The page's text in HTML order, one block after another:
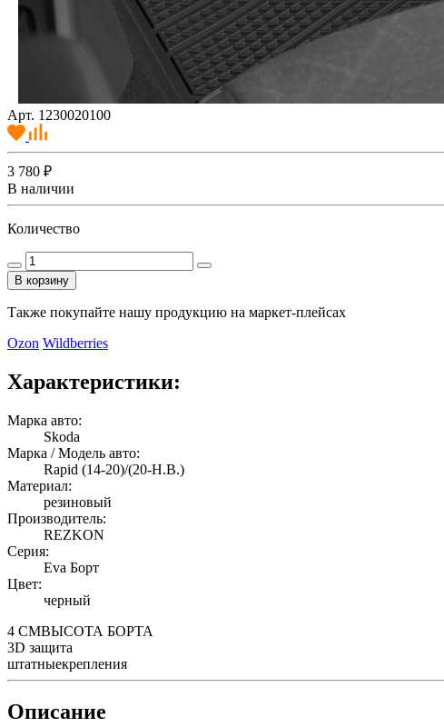
Арт. 1230020100
3 780 ₽
В наличии
Количество
В корзину
Также покупайте нашу продукцию на маркет-плейсах
Ozon Wildberries
Характеристики:
Марка авто:
Skoda
Марка / Модель авто:
Rapid (14-20)/(20-Н.В.)
Материал:
резиновый
Производитель:
REZKON
Серия:
Eva Борт
Цвет:
черный
4 СМВЫСОТА БОРТА
3D защита
штатныекрепления
Описание